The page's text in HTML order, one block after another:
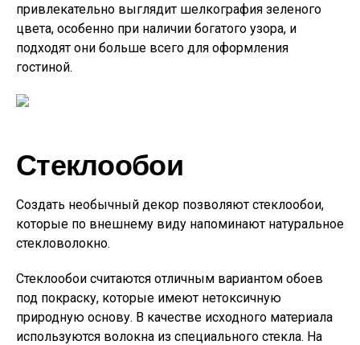
привлекательно выглядит шелкография зеленого
цвета, особенно при наличии богатого узора, и
подходят они больше всего для оформления
гостиной.
Стеклообои
Создать необычный декор позволяют стеклообои,
которые по внешнему виду напоминают натуральное
стекловолокно.
Стеклообои считаются отличным вариантом обоев
под покраску, которые имеют нетоксичную
природную основу. В качестве исходного материала
используются волокна из специального стекла. На